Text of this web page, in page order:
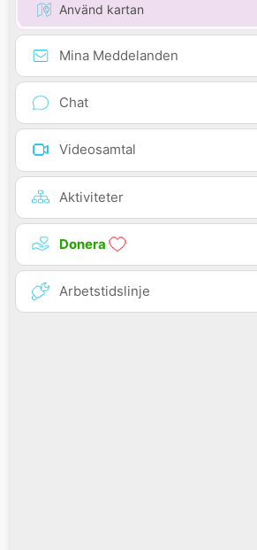
Använd kartan
Mina Meddelanden
Chat
Videosamtal
Aktiviteter
Donera
Arbetstidslinje